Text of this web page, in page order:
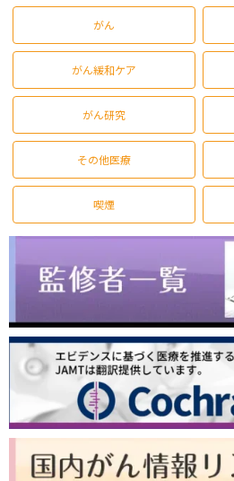
がん
がん緩和ケア
がん研究
その他医療
喫煙